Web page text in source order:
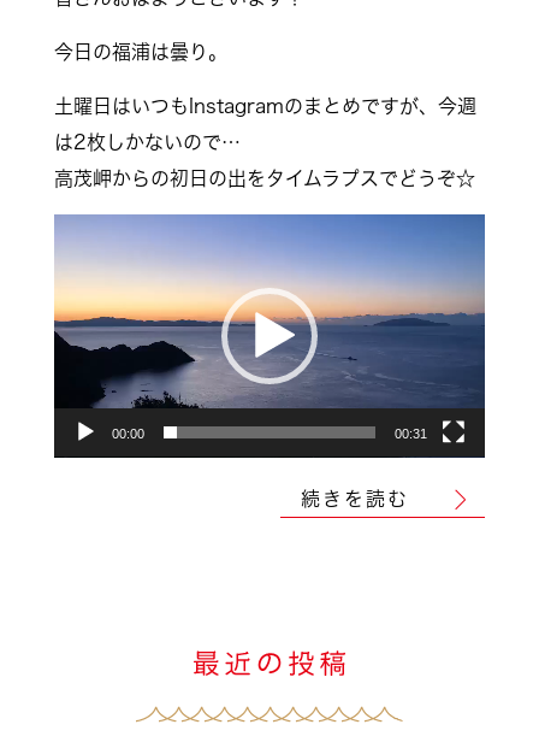
今日の福浦は曇り。
土曜日はいつもInstagramのまとめですが、今週
は2枚しかないので…
高茂岬からの初日の出をタイムラプスでどうぞ☆
プ
レ
ヤ
00:00 00:31
続きを読む